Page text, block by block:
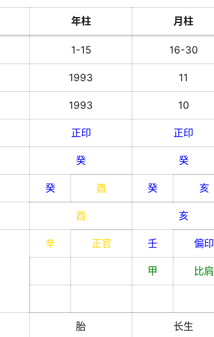
年柱 月柱
1-15 16-30
1993 11
1993 10
正印 正印
癸 癸
癸 酉 癸 亥
酉 亥
辛 正官 壬 偏印
甲 比肩
胎 长生